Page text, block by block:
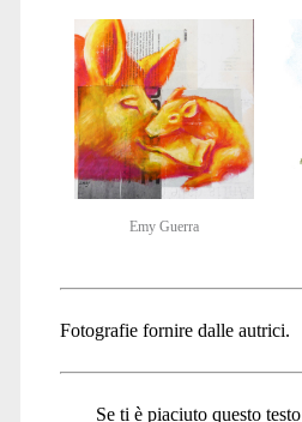
Emy Guerra
Fotografie fornire dalle autrici.
Se ti è piaciuto questo testo